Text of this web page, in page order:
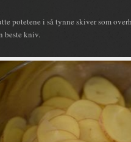
potetene i så tynne skiver som
beste kniv.